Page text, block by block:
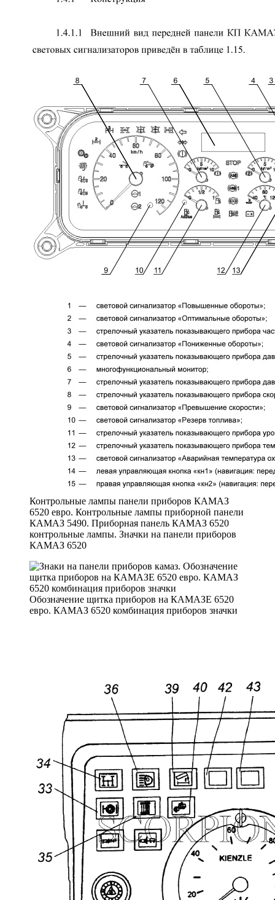
Контрольные лампы панели приборов КАМАЗ
6520 евро. Контрольные лампы приборной панели
КАМАЗ 5490. Приборная панель КАМАЗ 6520
контрольные лампы. Значки на панели приборов
КАМАЗ 6520
Обозначение щитка приборов на КАМАЗЕ 6520
евро. КАМАЗ 6520 комбинация приборов значки